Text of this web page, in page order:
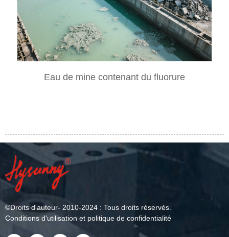
Eau de mine contenant du fluorure
©Droits d'auteur- 2010-2024 : Tous droits réservés.
Conditions d'utilisation et politique de confidentialité